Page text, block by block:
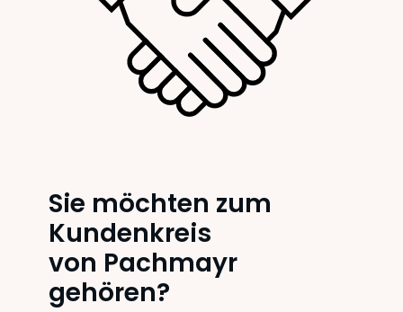
Sie möchten zum
Kundenkreis
von Pachmayr
gehören?